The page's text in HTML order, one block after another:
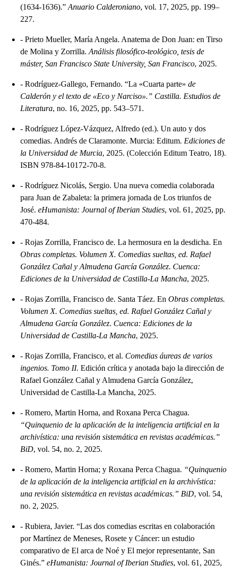
(1634-1636).” Anuario Calderoniano, vol. 17, 2025, pp. 199–
227.
- Prieto Mueller, María Angela. Anatema de Don Juan: en Tirso
de Molina y Zorrilla. Análisis filosófico-teológico, tesis de
máster, San Francisco State University, San Francisco, 2025.
- Rodríguez-Gallego, Fernando. “La «Cuarta parte» de
Calderón y el texto de «Eco y Narciso».” Castilla. Estudios de
Literatura, no. 16, 2025, pp. 543–571.
- Rodríguez López-Vázquez, Alfredo (ed.). Un auto y dos
comedias. Andrés de Claramonte. Murcia: Editum. Ediciones de
la Universidad de Murcia, 2025. (Colección Editum Teatro, 18).
ISBN 978-84-10172-70-8.
- Rodríguez Nicolás, Sergio. Una nueva comedia colaborada
para Juan de Zabaleta: la primera jornada de Los triunfos de
José. eHumanista: Journal of Iberian Studies, vol. 61, 2025, pp.
470-484.
- Rojas Zorrilla, Francisco de. La hermosura en la desdicha. En
Obras completas. Volumen X. Comedias sueltas, ed. Rafael
González Cañal y Almudena García González. Cuenca:
Ediciones de la Universidad de Castilla-La Mancha, 2025.
- Rojas Zorrilla, Francisco de. Santa Táez. En Obras completas.
Volumen X. Comedias sueltas, ed. Rafael González Cañal y
Almudena García González. Cuenca: Ediciones de la
Universidad de Castilla-La Mancha, 2025.
- Rojas Zorrilla, Francisco, et al. Comedias áureas de varios
ingenios. Tomo II. Edición crítica y anotada bajo la dirección de
Rafael González Cañal y Almudena García González,
Universidad de Castilla-La Mancha, 2025.
- Romero, Martin Horna, and Roxana Perca Chagua.
“Quinquenio de la aplicación de la inteligencia artificial en la
archivística: una revisión sistemática en revistas académicas.”
BiD, vol. 54, no. 2, 2025.
- Romero, Martin Horna; y Roxana Perca Chagua. “Quinquenio
de la aplicación de la inteligencia artificial en la archivística:
una revisión sistemática en revistas académicas.” BiD, vol. 54,
no. 2, 2025.
- Rubiera, Javier. “Las dos comedias escritas en colaboración
por Martínez de Meneses, Rosete y Cáncer: un estudio
comparativo de El arca de Noé y El mejor representante, San
Ginés.” eHumanista: Journal of Iberian Studies, vol. 61, 2025,